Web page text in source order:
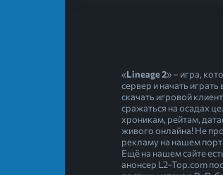
«Lineage 2» – игра,
сервер и начать
скачать игровой
сражаться на осадах
хроникам, рейтам,
живого онлайна! Не
рекламу на нашем
Ещё на нашем сайте
анонсер L2-Top.com